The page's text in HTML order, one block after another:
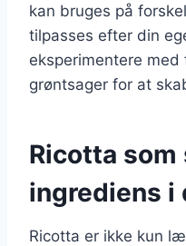
kan bruges på
tilpasses efter din
eksperimentere
grøntsager for at
Ricotta som
ingrediens i
Ricotta er ikke kun